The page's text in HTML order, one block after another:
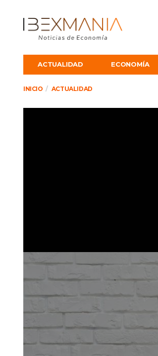
ACTUALIDAD ECONOMÍA
INICIO ACTUALIDAD